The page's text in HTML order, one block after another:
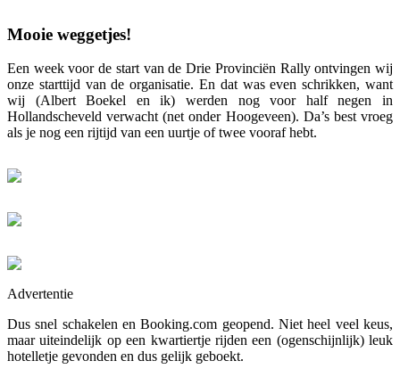
Mooie weggetjes!
Een week voor de start van de Drie Provinciën Rally ontvingen wij
onze starttijd van de organisatie. En dat was even schrikken, want
wij (Albert Boekel en ik) werden nog voor half negen in
Hollandscheveld verwacht (net onder Hoogeveen). Da’s best vroeg
als je nog een rijtijd van een uurtje of twee vooraf hebt.
Advertentie
Dus snel schakelen en Booking.com geopend. Niet heel veel keus,
maar uiteindelijk op een kwartiertje rijden een (ogenschijnlijk) leuk
hotelletje gevonden en dus gelijk geboekt.